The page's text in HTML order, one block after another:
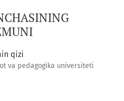
qizi
va pedagogika universiteti